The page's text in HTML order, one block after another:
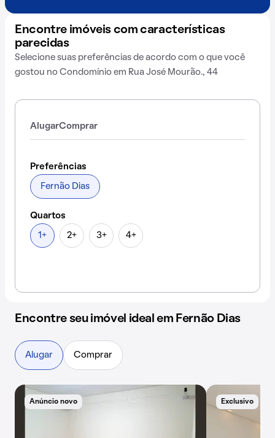
Encontre imóveis com características
parecidas
Selecione suas preferências de acordo com o que você
gostou no Condomínio em Rua José Mourão., 44
AlugarComprar
Preferências
Fernão Dias
Quartos
1+ 2+ 3+ 4+
Encontre seu imóvel ideal em Fernão Dias
Anúncio novo Exclusivo
Alugar Comprar